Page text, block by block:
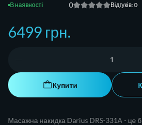
0 Відгуків: 0
6499 грн.
Купити
Масажна накидка Darius DRS-331A - це